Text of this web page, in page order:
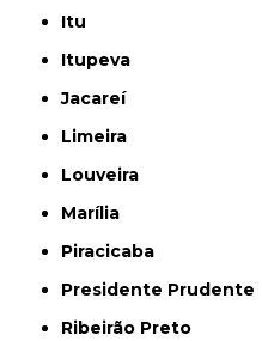
Itu
Itupeva
Jacareí
Limeira
Louveira
Marília
Piracicaba
Presidente Prudente
Ribeirão Preto